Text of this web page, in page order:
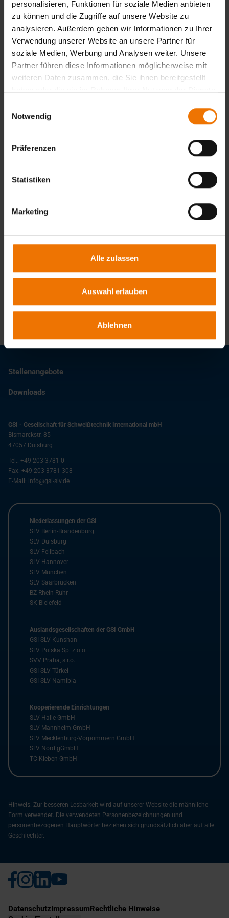
personalisieren, Funktionen für soziale Medien anbieten
zu können und die Zugriffe auf unsere Website zu
analysieren. Außerdem geben wir Informationen zu Ihrer
Verwendung unserer Website an unsere Partner für
soziale Medien, Werbung und Analysen weiter. Unsere
Partner führen diese Informationen möglicherweise mit
weiteren Daten zusammen, die Sie ihnen bereitgestellt
Notwendig
Präferenzen
Statistiken
Marketing
Alle zulassen
Auswahl erlauben
Ablehnen
Durchführung der Schweißung, fachkundliche Prüfung und
Auswertung, Sicht- und Bruchprüfung (mit praktischen
Übungen), Ausstellen der Prüfungsbescheinigung,
Geltungsdauer.
Zurück
Übersicht
in Tagesform
Termine:
Ansprechpartner
Stellenangebote
Downloads
GSI - Gesellschaft für Schweißtechnik International mbH
Bismarckstr. 85
47057 Duisburg
Tel.: +49 203 3781-0
Fax: +49 203 3781-308
E-Mail: info@gsi-slv.de
Niederlassungen der GSI
SLV Berlin-Brandenburg
SLV Duisburg
SLV Fellbach
SLV Hannover
SLV München
SLV Saarbrücken
BZ Rhein-Ruhr
SK Bielefeld
Auslandsgesellschaften der GSI GmbH
GSI SLV Kunshan
SLV Polska Sp. z.o.o
SVV Praha, s.r.o.
GSI SLV Türkei
GSI SLV Namibia
Kooperierende Einrichtungen
SLV Halle GmbH
SLV Mannheim GmbH
SLV Mecklenburg-Vorpommern GmbH
SLV Nord gGmbH
TC Kleben GmbH
Hinweis: Zur besseren Lesbarkeit wird auf unserer Website die männliche
Form verwendet. Die verwendeten Personenbezeichnungen und
personenbezogenen Hauptwörter beziehen sich grundsätzlich aber auf alle
Geschlechter.
DatenschutzImpressumRechtliche Hinweise